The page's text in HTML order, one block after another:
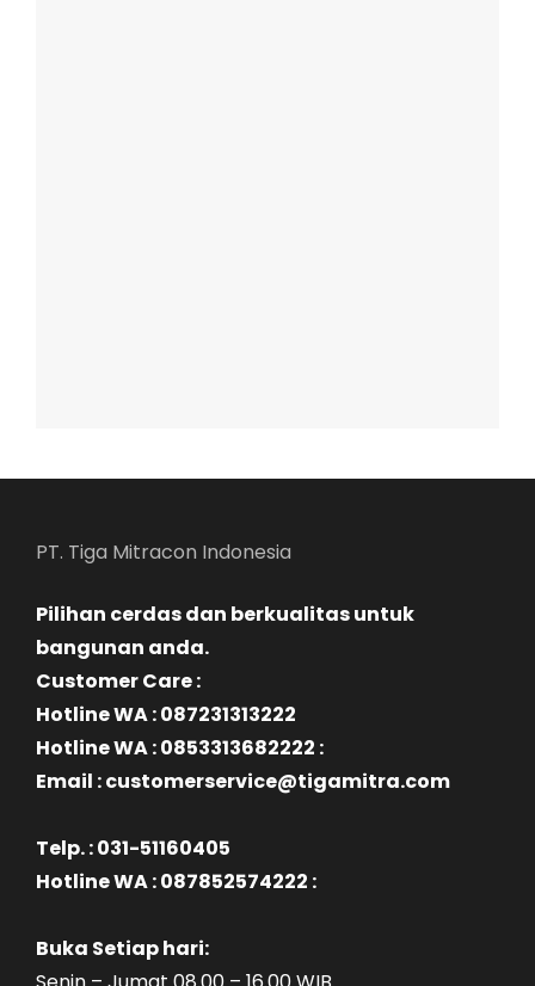
PT. Tiga Mitracon Indonesia
Pilihan cerdas dan berkualitas untuk
bangunan anda.
Customer Care :
Hotline WA : 087231313222
Hotline WA : 0853313682222 :
Email : customerservice@tigamitra.com
Telp. : 031-51160405
Hotline WA : 087852574222 :
Buka Setiap hari: